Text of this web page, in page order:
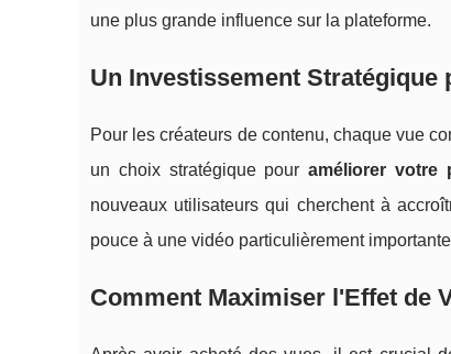
une plus grande influence sur la plateforme.
Un Investissement Stratégique
Pour les créateurs de contenu, chaque vue
un choix stratégique pouraméliorer votre
nouveaux utilisateurs qui cherchent à
pouce à une vidéo particulièrement
Comment Maximiser l'Effet de